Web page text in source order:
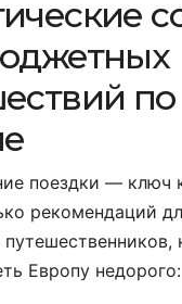
по
поездки — ключ
рекомендаций
путешественников,
Европу недорого: